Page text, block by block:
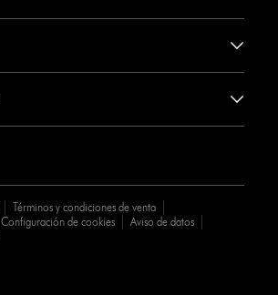
Términos y condiciones de venta
Configuración de cookies
Aviso de datos